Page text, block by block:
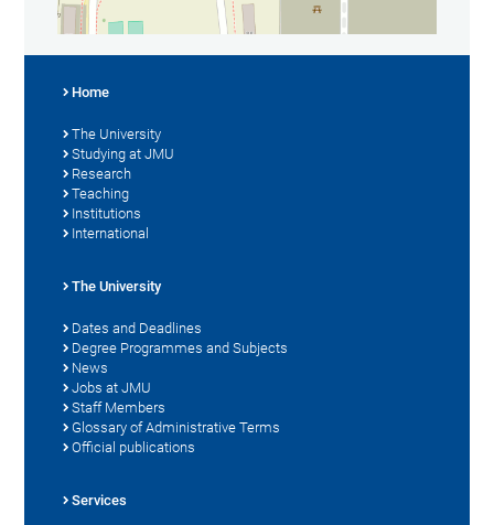
Home
The University
Studying at JMU
Research
Teaching
Institutions
International
The University
Dates and Deadlines
Degree Programmes and Subjects
News
Jobs at JMU
Staff Members
Glossary of Administrative Terms
Official publications
Services